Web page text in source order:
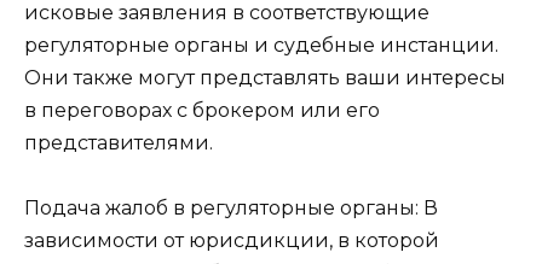
исковые заявления в соответствующие
регуляторные органы и судебные инстанции.
Они также могут представлять ваши интересы
в переговорах с брокером или его
представителями.
Подача жалоб в регуляторные органы: В
зависимости от юрисдикции, в которой